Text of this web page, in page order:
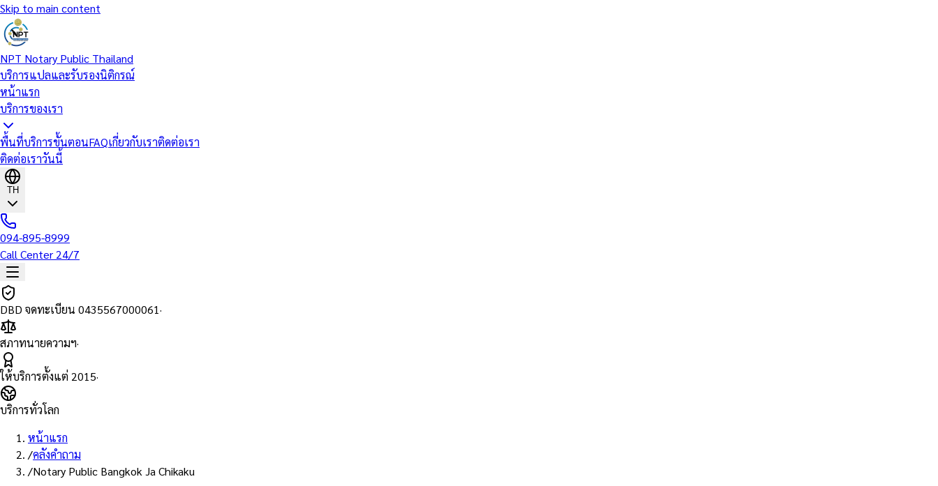
Skip to main content
NPT Notary Public Thailand
บริการแปลและรับรองนิติกรณ์
หน้าแรก
บริการของเรา
พื้นที่บริการขั้นตอนFAQเกี่ยวกับเราติดต่อเรา
ติดต่อเราวันนี้
TH
094-895-8999
Call Center 24/7
DBD จดทะเบียน 0435567000061·
สภาทนายความฯ·
ให้บริการตั้งแต่ 2015·
บริการทั่วโลก
หน้าแรก
/คลังคำถาม
/Notary Public Bangkok Ja Chikaku